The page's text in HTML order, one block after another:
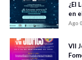
¿El
en
Ago
VII